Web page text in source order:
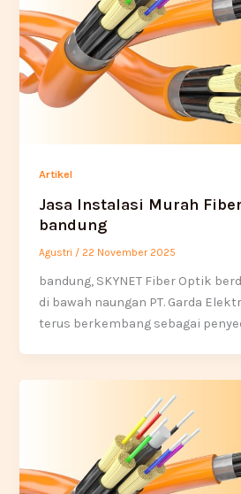
Artikel
Jasa Instalasi Murah
bandung
Agustri / 22 November 2025
bandung, SKYNET Fiber Optik
di bawah naungan PT. Garda
terus berkembang sebagai